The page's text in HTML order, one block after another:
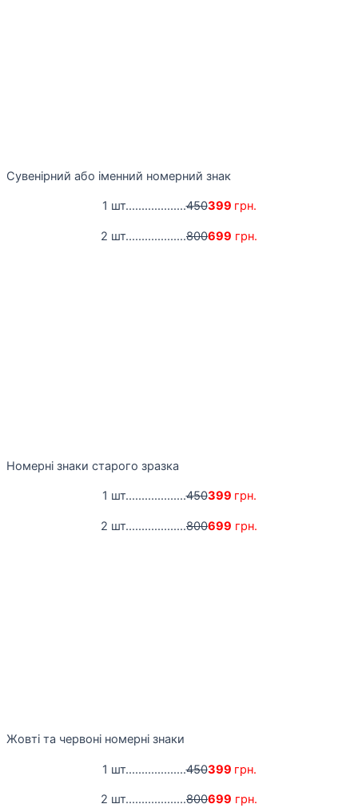
Сувенірний або іменний номерний знак
1 шт...................450399 грн.
2 шт...................800699 грн.
Номерні знаки старого зразка
1 шт...................450399 грн.
2 шт...................800699 грн.
Жовті та червоні номерні знаки
1 шт...................450399 грн.
2 шт...................800699 грн.